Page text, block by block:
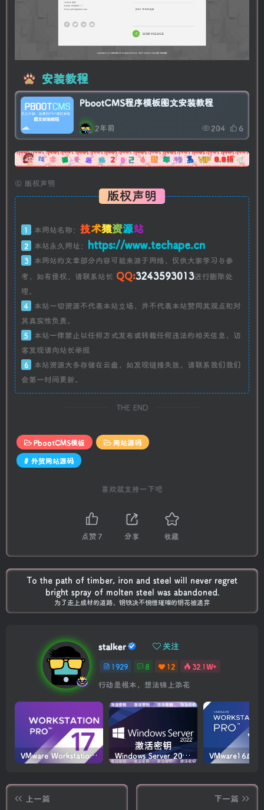
安装教程
PbootCMS程序模板图文安装教程
2年前 204 6
广告
© 版权声明
版权声明
1 本网站名称： 技术猿资源站
2 本站永久网址： https://www.techape.cn
3
本网站的文章部分内容可能来源于网络，仅供大家学习与参
考，如有侵权，请联系站长 QQ:3243593013进行删除处
理。
4
本站一切资源不代表本站立场，并不代表本站赞同其观点和对
其真实性负责。
5
本站一律禁止以任何方式发布或转载任何违法的相关信息，访
客发现请向站长举报
6
本站资源大多存储在云盘，如发现链接失效，请联系我们我们
会第一时间更新。
THE END
PbootCMS模板
网站源码
# 外贸网站源码
喜欢就支持一下吧
点赞 7 分享 收藏
To the path of timber, iron and steel will never regret
bright spray of molten steel was abandoned.
为了走上成材的道路，钢铁决不惋惜璀璨的钢花被遗弃
stalker 关注
1929 8 12
32.1W+
行动是根本，想法锦上添花
VMware Workstation PRO v17.6.4 正式版_虚拟机(带激活密钥) Windows Server 2022激活密钥 2024 5月更新
上一篇
下一篇